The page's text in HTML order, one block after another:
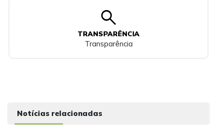
search
TRANSPARÊNCIA
Transparência
Notícias relacionadas